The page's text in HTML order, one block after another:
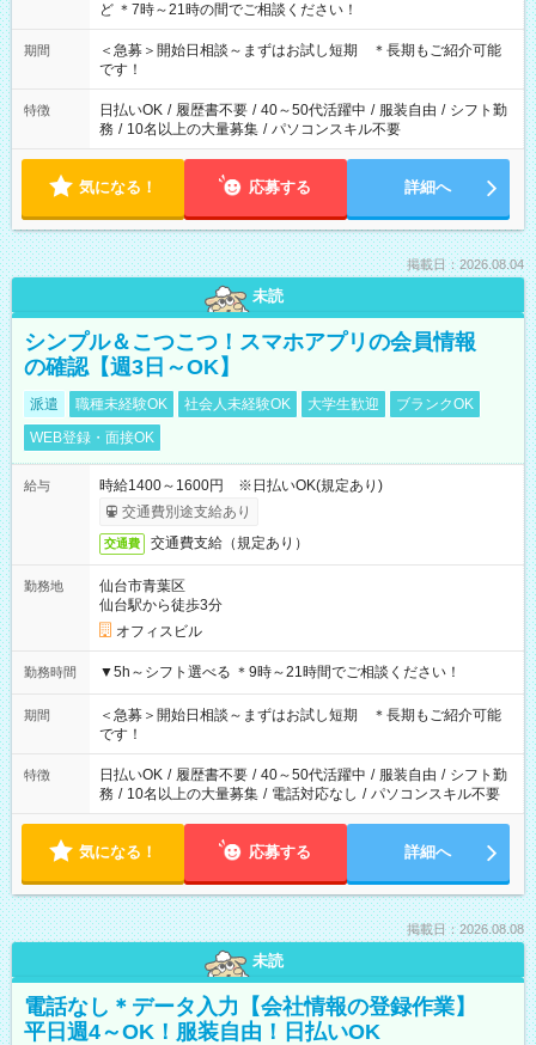
ど ＊7時～21時の間でご相談ください！
期間
＜急募＞開始日相談～まずはお試し短期 ＊長期もご紹介可能
です！
特徴 日払いOK / 履歴書不要 / 40～50代活躍中 / 服装自由 / シフト勤
務 / 10名以上の大量募集 / パソコンスキル不要
気になる！ 応募する 詳細へ
掲載日：2026.08.04
未読
シンプル＆こつこつ！スマホアプリの会員情報
の確認【週3日～OK】
派遣 職種未経験OK 社会人未経験OK 大学生歓迎
ブランクOK
WEB登録・面接OK
給与
時給1400～1600円 ※日払いOK(規定あり)
交通費別途支給あり
交通費 交通費支給（規定あり）
勤務地
仙台市青葉区
仙台駅から徒歩3分
オフィスビル
勤務時間 ▼5h～シフト選べる ＊9時～21時間でご相談ください！
期間
＜急募＞開始日相談～まずはお試し短期 ＊長期もご紹介可能
です！
特徴 日払いOK / 履歴書不要 / 40～50代活躍中 / 服装自由 / シフト勤
務 / 10名以上の大量募集 / 電話対応なし / パソコンスキル不要
気になる！ 応募する 詳細へ
掲載日：2026.08.08
未読
電話なし＊データ入力【会社情報の登録作業】
平日週4～OK！服装自由！日払いOK